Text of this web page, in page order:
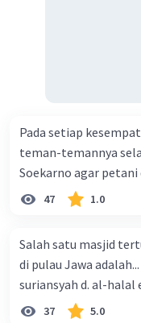
Pada setiap
teman-temannya
Soekarno agar petani
47 1.0
Salah satu masjid
di pulau Jawa adalah... a. tua palopo b. mantingan c.
37 5.0